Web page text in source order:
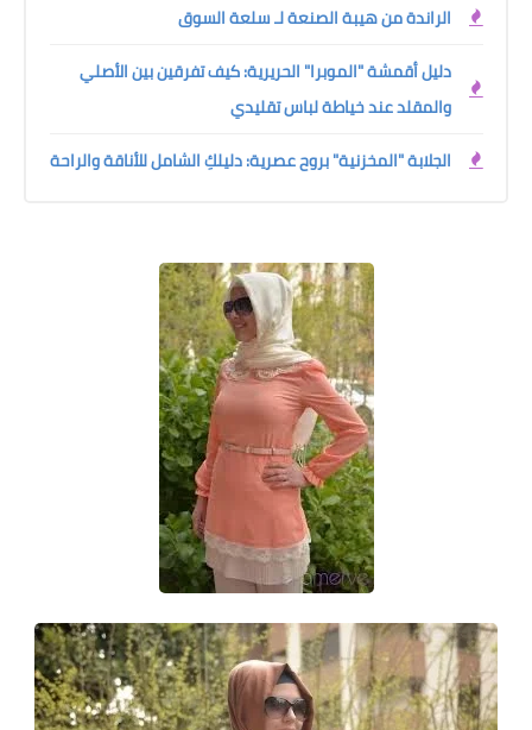
الراندة من هيبة الصنعة لـ سلعة السوق
دليل أقمشة "الموبرا" الحريرية: كيف تفرقين بين الأصلي
والمقلد عند خياطة لباس تقليدي
الجلابة "المخزنية" بروح عصرية: دليلكِ الشامل للأناقة والراحة